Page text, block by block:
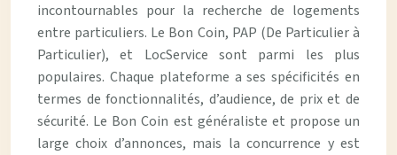
incontournables pour la recherche de logements
entre particuliers. Le Bon Coin, PAP (De Particulier à
Particulier), et LocService sont parmi les plus
populaires. Chaque plateforme a ses spécificités en
termes de fonctionnalités, d’audience, de prix et de
sécurité. Le Bon Coin est généraliste et propose un
large choix d’annonces, mais la concurrence y est